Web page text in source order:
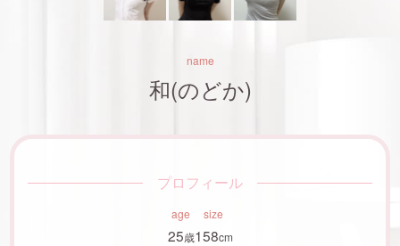
name
和(のどか)
プロフィール
age
25歳
size
158cm